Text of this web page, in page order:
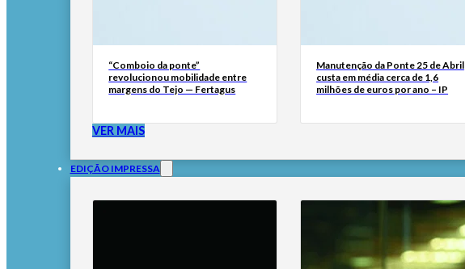
“Comboio da ponte”
revolucionou mobilidade entre
margens do Tejo — Fertagus
Manutenção da Ponte 25 de Abril
custa em média cerca de 1,6
milhões de euros por ano – IP
VER MAIS
EDIÇÃO IMPRESSA